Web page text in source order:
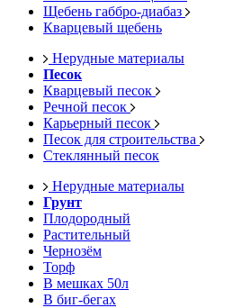
Щебень габбро-диабаз
Кварцевый щебень
Нерудные материалы
Песок
Кварцевый песок
Речной песок
Карьерный песок
Песок для строительства
Стеклянный песок
Нерудные материалы
Грунт
Плодородный
Растительный
Чернозём
Торф
В мешках 50л
В биг-бегах